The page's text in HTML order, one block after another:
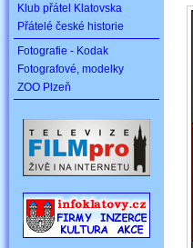
Klub přátel Klatovska
Přátelé české historie
Fotografie - Kodak
Fotografové, modelky
ZOO Plzeň